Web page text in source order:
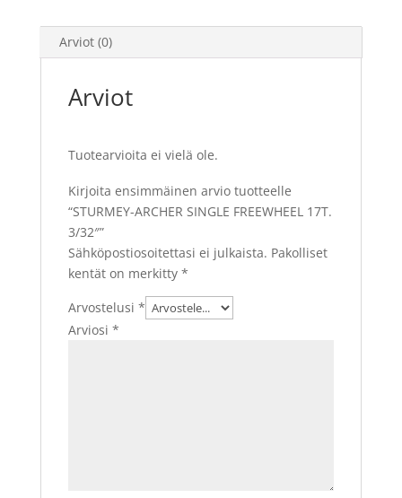
Arviot (0)
Arviot
Tuotearvioita ei vielä ole.
Kirjoita ensimmäinen arvio tuotteelle
“STURMEY-ARCHER SINGLE FREEWHEEL 17T.
3/32″”
Sähköpostiosoitettasi ei julkaista. Pakolliset
kentät on merkitty *
Arvostelusi *
Arviosi *